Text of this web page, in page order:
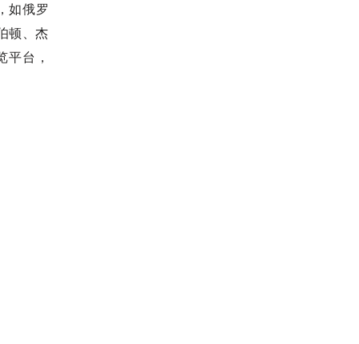
如俄罗
顿、杰
台，